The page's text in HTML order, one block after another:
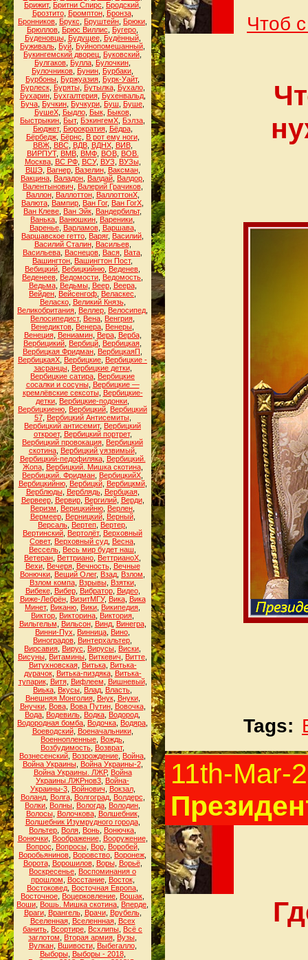
Брижит, Бритни Спирс Бродский
Брозтито, Бромптон, Бронза,
Бронников Брукс Бруштейн Брюки
Брюллов Брюс Виллис Бугеро
Буденовцы, Будущее, Будённый,
Буживаль Буй Буйнопомешанный
Букингемский дворец Буковский
Булгаков Булла Булочкин
Булочников Бунин Бурбаки
Бурбоны Буржуазия Бурк-Уайт,
Бурлеск, Буряты, Бутылка, Бухало,
Бухарин, Бухгалтерия, Бухенвальд,
Буча Бучкин Бучкури Буш Буше
БушеХ, Быдло, Бык, Быков,
Быстрыкин Быт, БэкингемХ Бэлза
Бюджет, Бюрократия, Бёдра,
Бёрбедж, Бёрнс В рот ему ноги,
ВВЖ, ВВС, ВДВ, ВДНХ, ВИВ,
ВИРПУТ, ВМВ, ВМФ, ВОВ, ВОВ.
Москва, ВС РФ, ВСУ, ВУЗ ВУЗы,
ВШЭ, Вагнер, Вазелин, Ваксман,
Вакцина Валадон Валдай Валдор
Валентынович
Валерий Грачиков,
Валлон, Валлоттон, ВаллоттонХ,
Валюта Вампир Ван Гог, Ван ГогХ
Ван Клеве Ван Эйк Вандербильт,
Ванька Ванюшкин Вареники
Варенье, Варламов, Варшава,
Варшавское гетто Варяг, Василий
Василий Сталин, Васильев,
Васильева Васнецов Вася Вата
Вашингтон Вашингтон Пост,
Вебицкий Вебицкийню Веденев
Веденеев Ведомости Ведомость
Ведьма, Ведьмы, Веер, Веера,
Вейден Вейсенгоф Веласкес
Веласко, Великий Князь,
Великобритания Веллер Велосипед
Велосипедист, Вена Венгрия
Венедиктов Венера Венеры
Венеция, Вениамин, Вера, Верба,
Вербицикий Вербицй Вербицкая
Вербицкая Фридман ВербицкаяП
ВербицкаяХ Вербицкие Вербицкие -
засранцы, Вербицкие детки,
Вербицкие сатира Вербицкие
сосалки и сосуны, Вербицкие —
кремлёвские сексоты, Вербицкие-
детки Вербицкие-подонки
Вербицкиеню Вербицкий Вербицкий
57, Вербицкий Антисемиты,
Вербицкий антисемит, Вербицкий
откроет, Вербицкий портрет,
Вербицкий провокация Вербицкий
скотина, Вербицкий уязвимый,
Вербицкий-педофиляка, Вербицкий.
Жопа, Вербицкий. Мишка скотина,
Вербицкий. Фридман ВербицкийХ
Вербицкийню, Вербицкй, Вербицкмй,
Верблюды, Верблядь, Вербцкая,
Вервеер, Вервир, Вергилий, Верди,
Веризм
Верицкийню Верлен
Вермеер, Верницкий, Верный,
Версаль Вертеп Вертер
Вертинский Вертолёт, Верховный
Совет, Верховный суд Весна
Вессель Весь мир будет наш
Ветеран Веттриано ВеттрианоХ
Вехи, Вечеря, Вечность, Вечные
Вонючки Вещий Олег, Взад Взлом
Взлом компа, Взрывы, Взятки,
Вибеке, Вибер, Вибратор, Видео,
Виже-Лебрён, ВизитМГУ, Вика, Вика
Минет, Виканю Вики Википедия
Виктор Викторина Виктория
Вильгельм
Вильсон, Винд, Винегра,
Винни-Пух
Винница Вино
Виноградов Винтерхальтер
Вирсавия Вирус Вирусы Виски
Висуны Витамины Виткевич Витте
Витухновская, Витька, Витька-
дурачок, Витька-пиздяка, Витька-
тупарик, Витя, Вифлеем Вишневый,
Виька Вкусы Влад Власть
Внешняя Монголия, Внук, Внуки,
Внучки, Вова, Вова Путин, Вовочка,
Вода Водевиль Водка Водород
Водородная бомба Водочка Водяра
Воеводский, Военачальники,
Военнопленные Вождь
Возбудимость Возврат,
Вознесенский Возрождение Война
Война Украины, Война Украины-2,
Война Украины. ЛЖР, Война
Украины.ЛЖРнов3 Война-
Украины-3, Войнович Вокзал,
Воланд, Волга, Волгоград, Волдерс
Волки Волны Вологда Володин
Волосы, Волочкова, Волшебник,
Волшебник Изумрудного города,
Вольтер Воля Вонь Вонючка
Вонючки, Воображение, Вооружение,
Вопрос
Вопросы, Вор, Воробей,
Воробьянинов Воровство Воронеж
Ворота, Ворошилов, Воры, Ворьё,
Воскресенье Воспоминания о
прошлом
Восстание, Восток,
Востоковед Восточная Европа
Восточное Воцерковление Вошак
Воши Вошь. Мишка скотина Вперде
Враги, Врангель, Врачи, Врубель,
Вселенная, Вселеннная, Всех
банить Всортире Всхлипы Всё с
заглотом
Вторая армия Вузы
Вулкан, Вшивости, Выбегалло,
Выборы, Выборы - 2018,
Чтоб
Tags:
11th-Mar-